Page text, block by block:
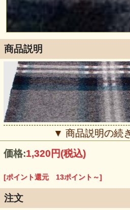
商品説明
▼ 商品説明の続
価格:1,320円(税込)
[ポイント還元 13ポイント～]
注文